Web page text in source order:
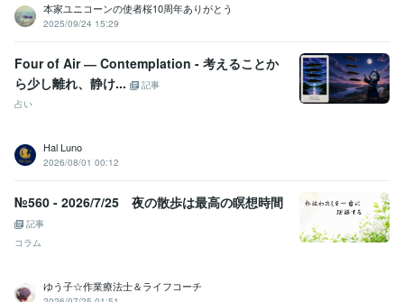
本家ユニコーンの使者桜10周年ありがとう
2025/09/24 15:29
Four of Air ― Contemplation - 考えることか
ら少し離れ、静け...
記事
占い
Hal Luno
2026/08/01 00:12
№560 - 2026/7/25 夜の散歩は最高の瞑想時間
記事
コラム
ゆう子☆作業療法士＆ライフコーチ